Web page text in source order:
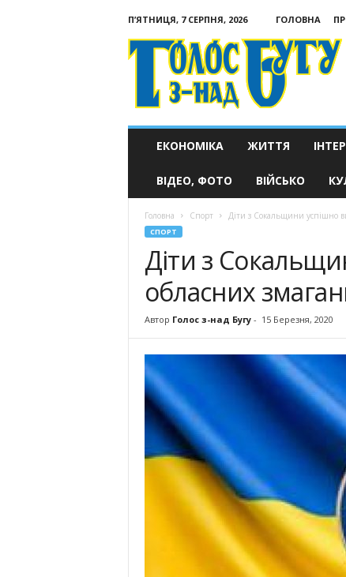
П’ЯТНИЦЯ, 7 СЕРПНЯ, 2026 ГОЛОВНА
Голос
з-
ЕКОНОМІКА ЖИТТЯ
ВІДЕО, ФОТО ВІЙСЬКО
Головна Спорт Діти з Сокальщини успішно
СПОРТ
Діти з
обласних
Автор Голос з-над Бугу- 15 Березня, 2020